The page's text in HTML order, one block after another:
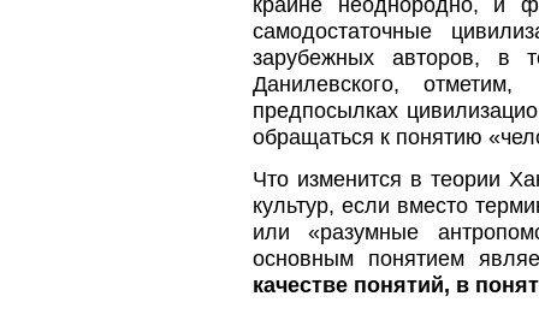
самодостаточные
зарубежных авторов, в
Данилевского,
предпосылках
обращаться к понятию
Что изменится в теории
культур, если вместо
или «разумные
основным понятием
качестве понятий, в